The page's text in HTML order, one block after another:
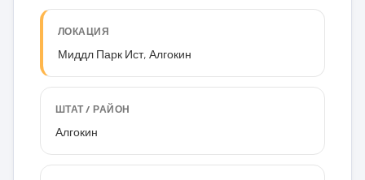
ЛОКАЦИЯ
Миддл Парк Ист, Алгокин
ШТАТ / РАЙОН
Алгокин